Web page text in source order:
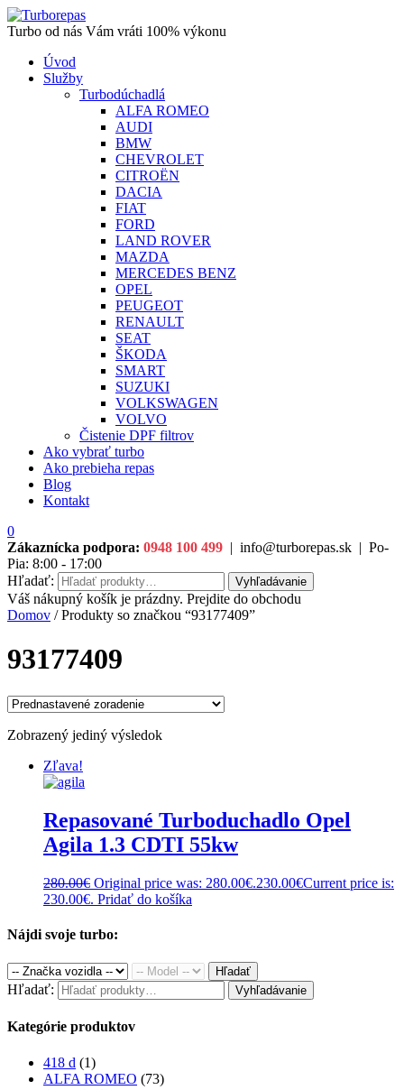
Turbo od nás Vám vráti 100% výkonu
Úvod
Služby
Turbodúchadlá
ALFA ROMEO
AUDI
BMW
CHEVROLET
CITROËN
DACIA
FIAT
FORD
LAND ROVER
MAZDA
MERCEDES BENZ
OPEL
PEUGEOT
RENAULT
SEAT
ŠKODA
SMART
SUZUKI
VOLKSWAGEN
VOLVO
Čistenie DPF filtrov
Ako vybrať turbo
Ako prebieha repas
Blog
Kontakt
0
Zákaznícka podpora: 0948 100 499 | info@turborepas.sk | Po-
Pia: 8:00 - 17:00
Hľadať:
Vyhľadávanie
Váš nákupný košík je prázdny. Prejdite do obchodu
Domov / Produkty so značkou “93177409”
93177409
Zobrazený jediný výsledok
Zľava!
Repasované Turboduchadlo Opel
Agila 1.3 CDTI 55kw
280.00€ Original price was: 280.00€.230.00€Current price is:
230.00€. Pridať do košíka
Nájdi svoje turbo:
Hľadať
Hľadať: Vyhľadávanie
Kategórie produktov
418 d (1)
ALFA ROMEO (73)